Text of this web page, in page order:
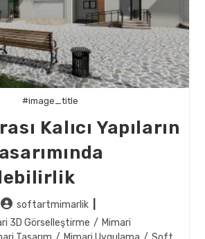
#image_title
Kalıcı Yapıların
Post
author:
softartmimarlik
3D Görselleştirme / Mimari